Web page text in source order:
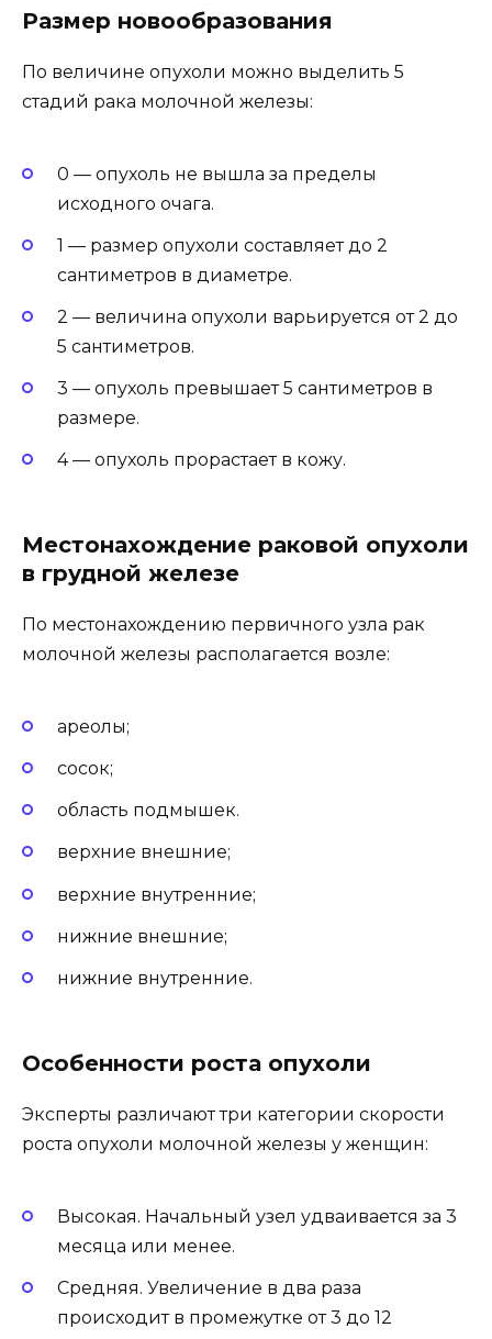
Размер новообразования
По величине опухоли можно выделить 5
стадий рака молочной железы:
0 — опухоль не вышла за пределы
исходного очага.
1 — размер опухоли составляет до 2
сантиметров в диаметре.
2 — величина опухоли варьируется от 2 до
5 сантиметров.
3 — опухоль превышает 5 сантиметров в
размере.
4 — опухоль прорастает в кожу.
Местонахождение раковой опухоли
в грудной железе
По местонахождению первичного узла рак
молочной железы располагается возле:
ареолы;
сосок;
область подмышек.
верхние внешние;
верхние внутренние;
нижние внешние;
нижние внутренние.
Особенности роста опухоли
Эксперты различают три категории скорости
роста опухоли молочной железы у женщин:
Высокая. Начальный узел удваивается за 3
месяца или менее.
Средняя. Увеличение в два раза
происходит в промежутке от 3 до 12